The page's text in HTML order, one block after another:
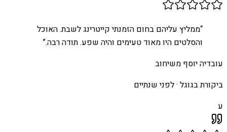
“ממליץ עליהם בחום הזמנתי קייטרינג לשבת. האוכל
והסלטים היו מאוד טעימים והיה שפע. תודה רבה.”
עובדיה יוסף משיחוב
ביקורת בגוגל ·לפני שנתיים
ע